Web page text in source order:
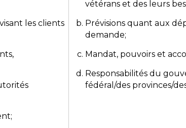
les clients
vétérans et des leurs
Prévisions quant aux
demande;
Mandat, pouvoirs et
Responsabilités du
fédéral/des provinces/